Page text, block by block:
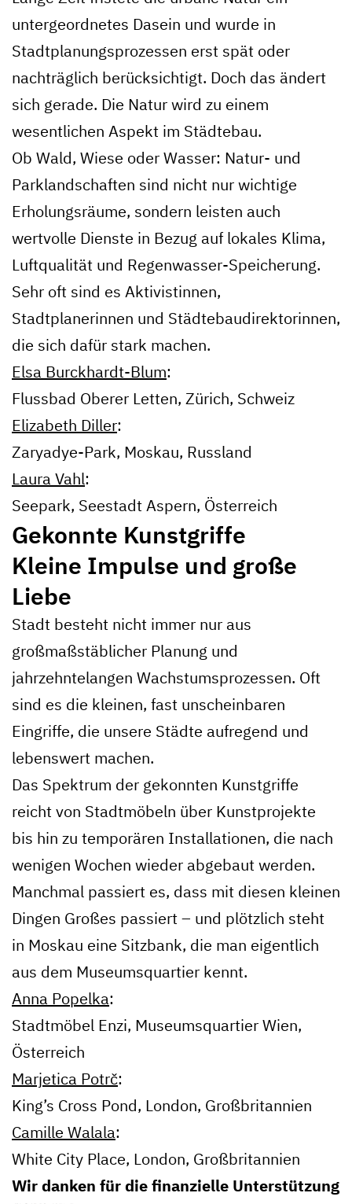
untergeordnetes Dasein und wurde in
Stadtplanungsprozessen erst spät oder
nachträglich berücksichtigt. Doch das ändert
sich gerade. Die Natur wird zu einem
wesentlichen Aspekt im Städtebau.
Ob Wald, Wiese oder Wasser: Natur- und
Parklandschaften sind nicht nur wichtige
Erholungsräume, sondern leisten auch
wertvolle Dienste in Bezug auf lokales Klima,
Luftqualität und Regenwasser-Speicherung.
Sehr oft sind es Aktivistinnen,
Stadtplanerinnen und Städtebaudirektorinnen,
die sich dafür stark machen.
Elsa Burckhardt-Blum:
Flussbad Oberer Letten, Zürich, Schweiz
Elizabeth Diller:
Zaryadye-Park, Moskau, Russland
Laura Vahl:
Seepark, Seestadt Aspern, Österreich
Gekonnte Kunstgriffe
Kleine Impulse und große
Liebe
Stadt besteht nicht immer nur aus
großmaßstäblicher Planung und
jahrzehntelangen Wachstumsprozessen. Oft
sind es die kleinen, fast unscheinbaren
Eingriffe, die unsere Städte aufregend und
lebenswert machen.
Das Spektrum der gekonnten Kunstgriffe
reicht von Stadtmöbeln über Kunstprojekte
bis hin zu temporären Installationen, die nach
wenigen Wochen wieder abgebaut werden.
Manchmal passiert es, dass mit diesen kleinen
Dingen Großes passiert – und plötzlich steht
in Moskau eine Sitzbank, die man eigentlich
aus dem Museumsquartier kennt.
Anna Popelka:
Stadtmöbel Enzi, Museumsquartier Wien,
Österreich
Marjetica Potrč:
King’s Cross Pond, London, Großbritannien
Camille Walala:
White City Place, London, Großbritannien
Wir danken für die finanzielle Unterstützung